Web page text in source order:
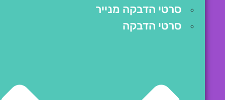
סרטי הדבקה מנייר
סרטי הדבקה